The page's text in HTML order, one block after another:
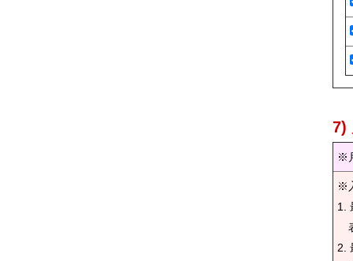
7)
※
※
1.
2.